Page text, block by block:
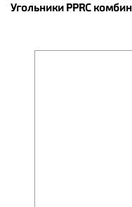
Угольники PPRC